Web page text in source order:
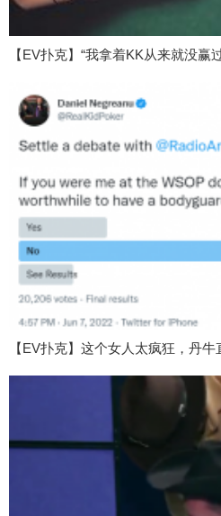
【EV扑克】“我拿着KK从来就没赢
【EV扑克】这个女人太疯狂，丹